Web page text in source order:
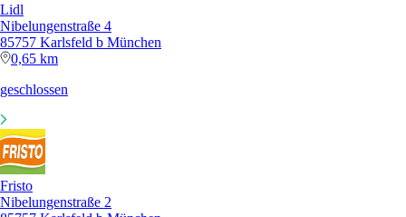
Lidl
Nibelungenstraße 4
85757 Karlsfeld b München
0,65 km
geschlossen
Fristo
Nibelungenstraße 2